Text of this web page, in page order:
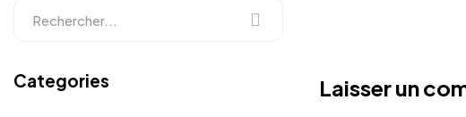
Laisser un
Categories